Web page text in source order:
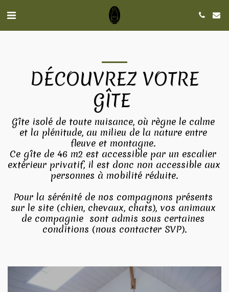
DÉCOUVREZ VOTRE
GÎTE
Gîte isolé de toute nuisance, où règne le calme
et la plénitude, au milieu de la nature entre
fleuve et montagne.
Ce gîte de 46 m2 est accessible par un escalier
extérieur privatif, il est donc non accessible aux
personnes à mobilité réduite.
Pour la sérénité de nos compagnons présents
sur le site (chien, chevaux, chats), vos animaux
de compagnie  sont admis sous certaines
conditions (nous contacter SVP).